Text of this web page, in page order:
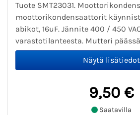
Tuote SMT23031.
moottorikondensaattorit
abikot, 16uF. Jännite 400 / 450
varastotilanteesta. Mutteri
9,50 €
Saatavilla